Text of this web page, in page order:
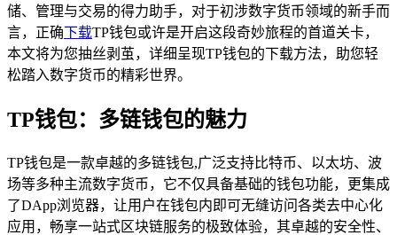
储、管理与交易的得力助手，对于初涉数字货币领域的新手而
言，正确下载TP钱包或许是开启这段奇妙旅程的首道关卡，
本文将为您抽丝剥茧，详细呈现TP钱包的下载方法，助您轻
松踏入数字货币的精彩世界。
TP钱包：多链钱包的魅力
TP钱包是一款卓越的多链钱包,广泛支持比特币、以太坊、波
场等多种主流数字货币，它不仅具备基础的钱包功能，更集成
了DApp浏览器，让用户在钱包内即可无缝访问各类去中心化
应用，畅享一站式区块链服务的极致体验，其卓越的安全性、